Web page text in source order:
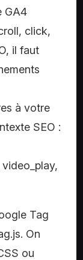
GA4
click,
il faut
à votre
SEO :
Tag
On
ou